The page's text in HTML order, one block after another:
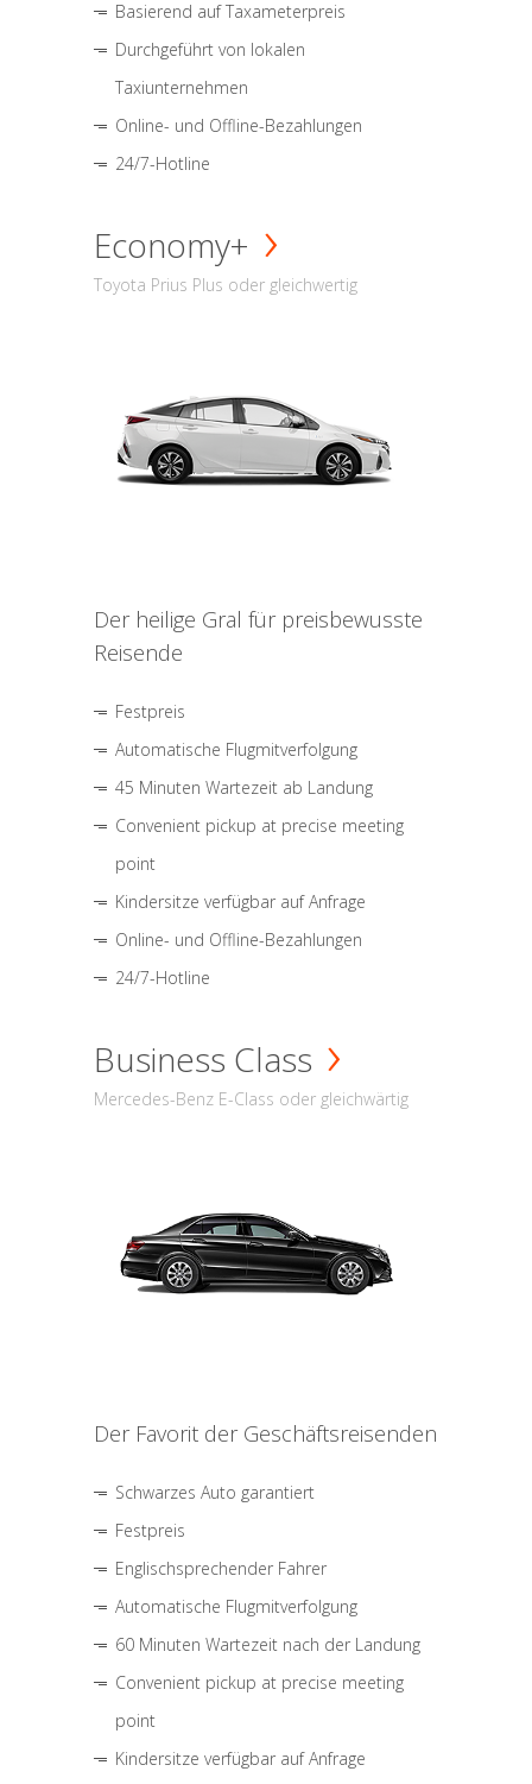
Basierend auf Taxameterpreis
Durchgeführt von lokalen
Taxiunternehmen
Online- und Offline-Bezahlungen
24/7-Hotline
Economy+
Toyota Prius Plus oder gleichwertig
Der heilige Gral für preisbewusste
Reisende
Festpreis
Automatische Flugmitverfolgung
45 Minuten Wartezeit ab Landung
Convenient pickup at precise meeting
point
Kindersitze verfügbar auf Anfrage
Online- und Offline-Bezahlungen
24/7-Hotline
Business Class
Mercedes-Benz E-Class oder gleichwärtig
Der Favorit der Geschäftsreisenden
Schwarzes Auto garantiert
Festpreis
Englischsprechender Fahrer
Automatische Flugmitverfolgung
60 Minuten Wartezeit nach der Landung
Convenient pickup at precise meeting
point
Kindersitze verfügbar auf Anfrage